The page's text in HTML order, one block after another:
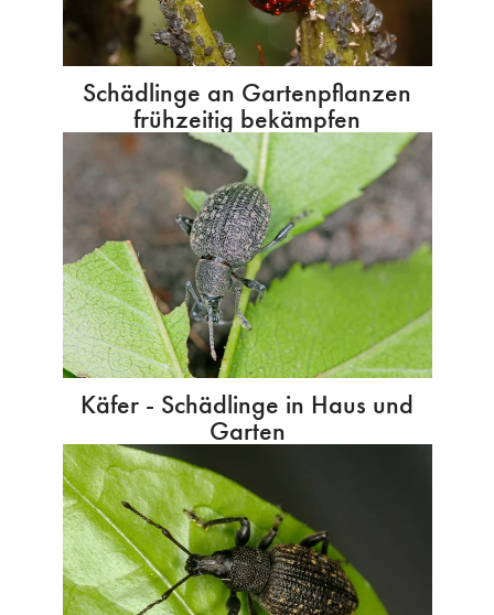
Schädlinge an Gartenpflanzen
frühzeitig bekämpfen
Käfer - Schädlinge in Haus und
Garten